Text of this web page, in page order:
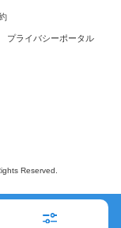
プライバシーポータル
Reserved.